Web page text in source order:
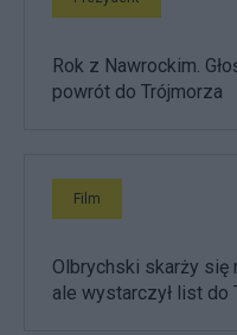
Rok z Nawrockim.
powrót do Trójmorza
Film
Olbrychski skarży się
ale wystarczył list do